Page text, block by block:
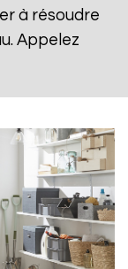
à résoudre
Appelez